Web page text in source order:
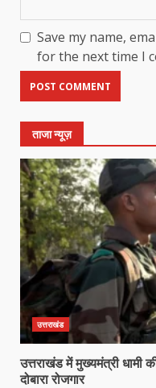
Save my name,
for the next time I
ताजा न्यूज़
उत्तराखंड
उत्तराखंड में मुख्यमंत्री धामी
दोबारा रोजगार